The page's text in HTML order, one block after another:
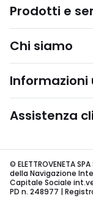
Prodotti e
Chi siamo
Informazioni
Assistenza
© ELETTROVENETA
della Navigazione
Capitale Sociale
PD n. 248977 |